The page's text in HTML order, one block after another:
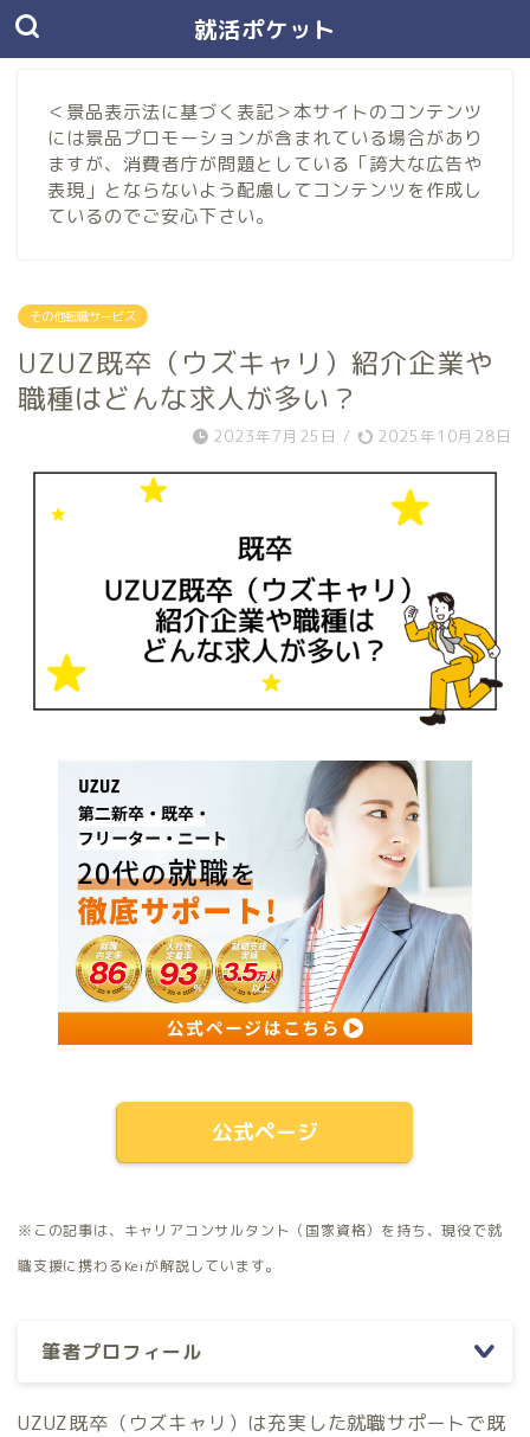
就活ポケット
＜景品表示法に基づく表記＞本サイトのコンテンツ
には景品プロモーションが含まれている場合があり
ますが、消費者庁が問題としている「誇大な広告や
表現」とならないよう配慮してコンテンツを作成し
ているのでご安心下さい。
その他転職サービス
UZUZ既卒（ウズキャリ）紹介企業や
職種はどんな求人が多い？
2023年7月25日 / 2025年10月28日
公式ページ
※この記事は、キャリアコンサルタント（国家資格）を持ち、現役で就
職支援に携わるKeiが解説しています。
筆者プロフィール
UZUZ既卒（ウズキャリ）は充実した就職サポートで既